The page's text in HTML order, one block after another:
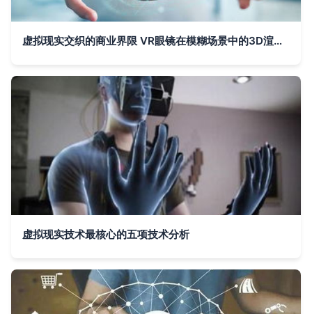
虚拟现实交织的商业界限 VR眼镜在模糊场景中的3D渲染技术研发
虚拟现实技术最核心的五项技术分析